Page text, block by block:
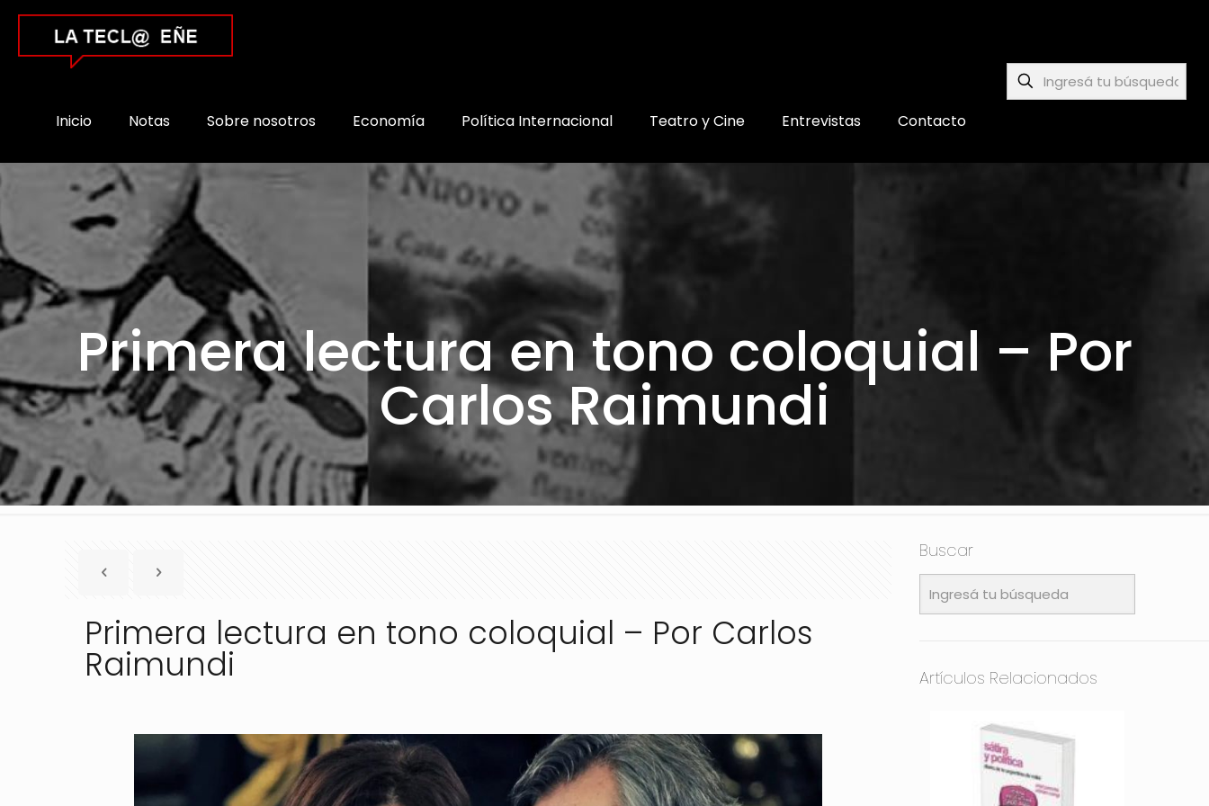
Inicio Notas Sobre nosotros Economía Política Internacional Teatro y Cine Entrevistas Contacto
Primera lectura en tono coloquial – Por
Carlos Raimundi
Primera lectura en tono coloquial – Por Carlos
Raimundi
Buscar
Artículos Relacionados